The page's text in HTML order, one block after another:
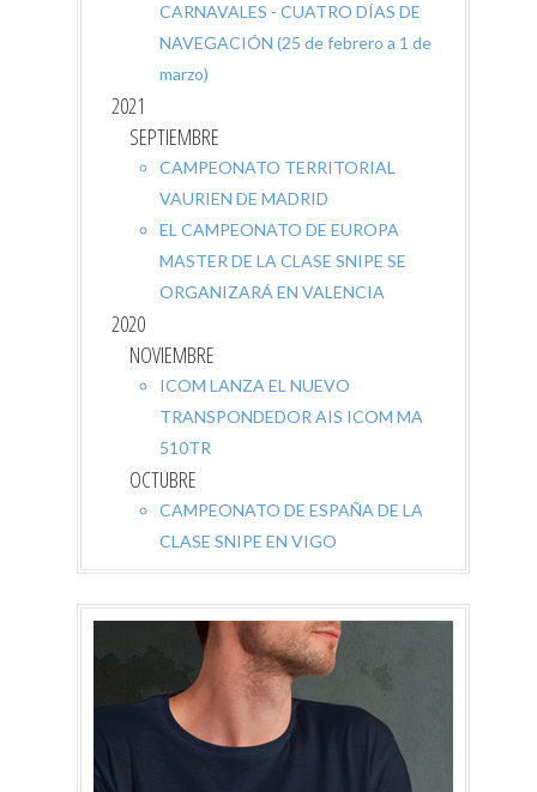
CARNAVALES - CUATRO DÍAS DE
NAVEGACIÓN (25 de febrero a 1 de
marzo)
2021
SEPTIEMBRE
CAMPEONATO TERRITORIAL
VAURIEN DE MADRID
EL CAMPEONATO DE EUROPA
MASTER DE LA CLASE SNIPE SE
ORGANIZARÁ EN VALENCIA
2020
NOVIEMBRE
ICOM LANZA EL NUEVO
TRANSPONDEDOR AIS ICOM MA
510TR
OCTUBRE
CAMPEONATO DE ESPAÑA DE LA
CLASE SNIPE EN VIGO